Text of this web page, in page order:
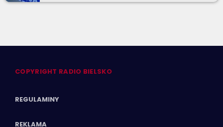
COPYRIGHT RADIO BIELSKO
REGULAMINY
REKLAMA